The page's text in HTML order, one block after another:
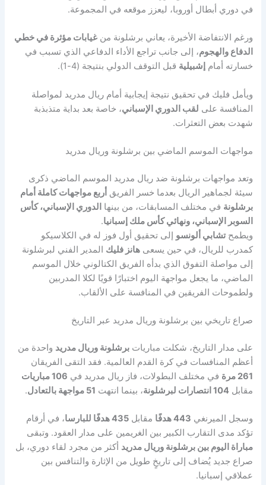
في دوري أبطال أوروبا، ليعزز موقعه في المجموعة.
ورغم الانتفاضة الأخيرة، يعاني برشلونة منغيابات مؤثرة في خطي
الدفاع والهجوم، إلى جانب تراجع الأداء الدفاعي الذي تسبب في
خسارته أمامإشبيلية قبل التوقف الدولي بنتيجة (4-1).
ويأمل فليك في تحقيق نتيجة إيجابية أمام ريال مدريد لمواصلة
المنافسة على لقب الدوري الإسباني، خاصة بعد بداية متذبذبة
شهدت بعض التعثرات.
مواجهات الموسم الماضي بين برشلونة وريال مدريد
وتعد مواجهات برشلونة ضد ريال مدريد الموسم الماضي ذكرى
سيئة لجماهير الريال بعدما خسر الفريق أربع مواجهات كاملة أمام
برشلونة في مختلف المسابقات، من بينها الدوري الإسباني، كأس
السوبر الإسباني، ونهائي كأس ملك إسبانيا.
ويطمحتشابي ألونسو إلى تحقيق أول فوز له في الكلاسيكو
كمدرب للريال، في حين يسعىهانز فليك المدير الفني لبرشلونة
إلى مواصلة التفوق الذي بدأه الفريق الكتالوني خلال الموسم
الماضي، ما يجعل مواجهة اليوم اختبارًا قويًا لكلا المدربين
ولطموحات الفريقين في المنافسة على الألقاب.
صراع تاريخي بين برشلونة وريال مدريد عبر التاريخ
على مدار التاريخ، شكلت مبارياتبرشلونة وريال مدريد واحدة من
أعظم المنافسات في كرة القدم العالمية. فقد التقى الفريقان
261 مرة
في مختلف البطولات، فاز ريال مدريد في 106 مباريات
مقابل104 انتصارات لبرشلونة ، بينما انتهت 51 مواجهة بالتعادل .
وسجل الميرنغي 443 هدفًا مقابل435 هدفًا للبارسا
، في أرقام
تؤكد مدى التقارب الكبير بين الغريمين على مدار العقود. وتبقى
مباراة اليوم بين برشلونة وريال مدريد أكثر من مجرد لقاء دوري، بل
صراع جديد يُضاف إلى تاريخٍ طويل من الإثارة والتنافس بين
عملاقي إسبانيا.